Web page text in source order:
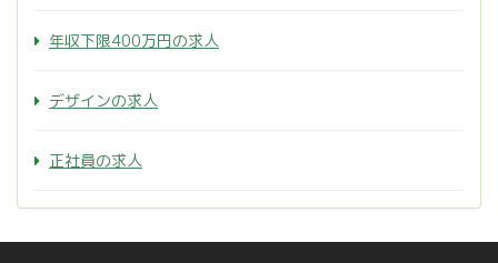
年収下限400万円の求人
デザインの求人
正社員の求人